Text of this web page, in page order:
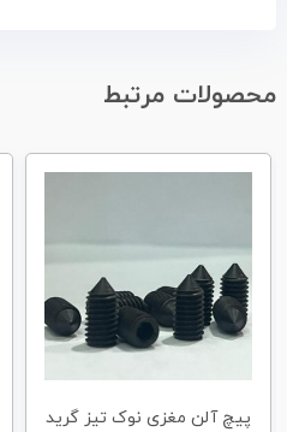
محصولات مرتبط
پیچ آلن مغزی نوک تیز گرید